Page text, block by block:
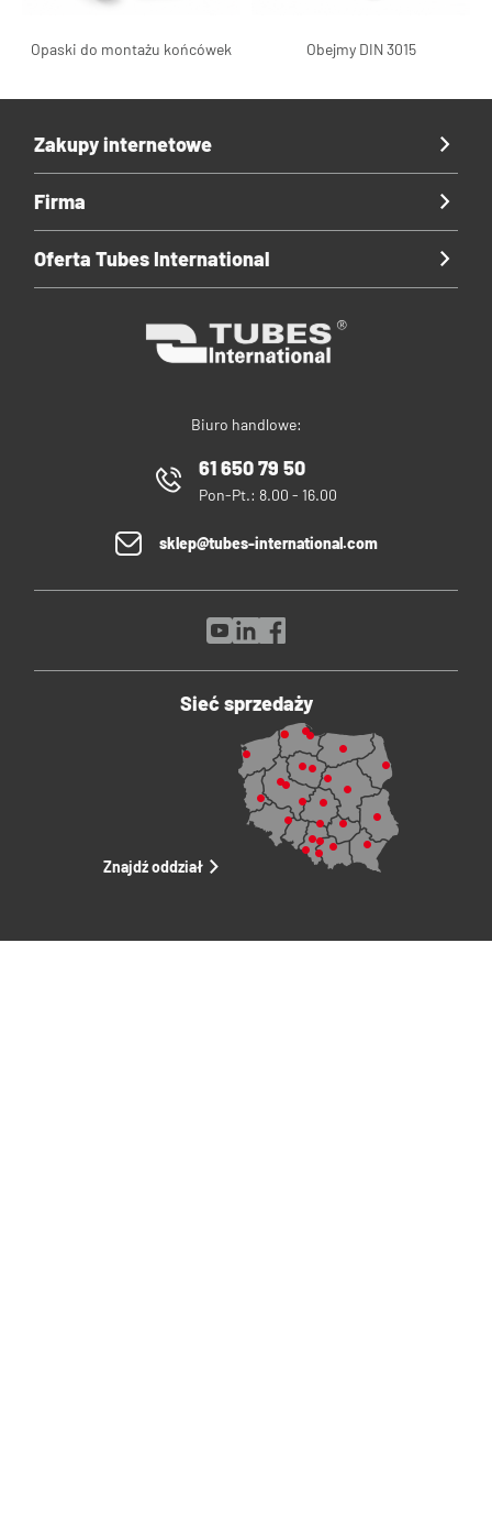
Opaski do montażu końcówek Obejmy DIN 3015
Biuro handlowe:
61 650 79 50
Pon-Pt.: 8.00 - 16.00
sklep@tubes-international.com
Zakupy internetowe
Firma
Oferta Tubes International
Sieć sprzedaży
Znajdź oddział